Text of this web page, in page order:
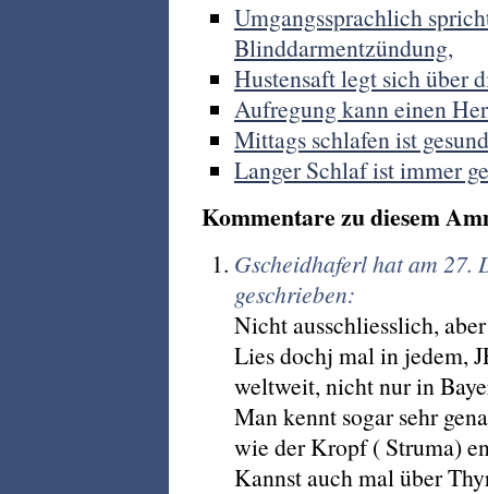
Umgangssprachlich
Blinddarmentzündung,
Hustensaft legt sich über
Aufregung kann einen
Mittags schlafen ist
Langer Schlaf ist immer
Kommentare zu diesem
Gscheidhaferl hat am 27.
geschrieben:
Nicht ausschliesslich,
Lies dochj mal in jedem,
weltweit, nicht nur in
Man kennt sogar sehr
wie der Kropf ( Struma)
Kannst auch mal über